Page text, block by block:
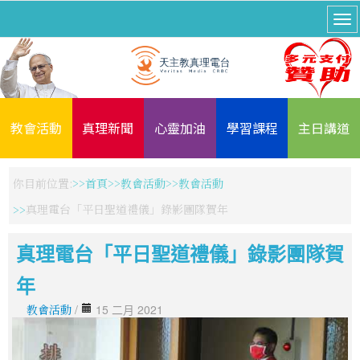
教會活動 真理新聞 心靈加油 學習課程 主日講道
你目前位置: 首頁 教會活動
教會活動
真理電台「平日聖道禮儀」錄影團隊賀年
真理電台「平日聖道禮儀」錄影團隊賀
年
教會活動 / 15 二月 2021